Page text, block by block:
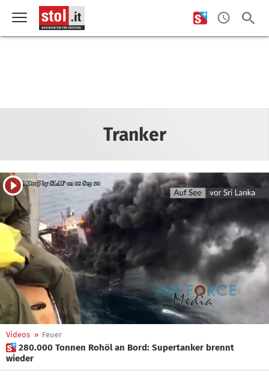
Tranker
Videos » Feuer
 280.000 Tonnen Rohöl an Bord: Supertanker brennt
wieder